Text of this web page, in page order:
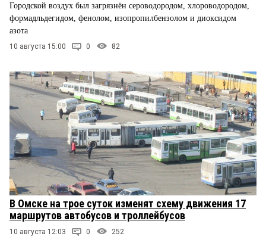
Городской воздух был загрязнён сероводородом, хлороводородом,
формадльдегидом, фенолом, изопропилбензолом и диоксидом
азота
10 августа 15:00 0 82
В Омске на трое суток изменят схему движения 17
маршрутов автобусов и троллейбусов
10 августа 12:03 0 252